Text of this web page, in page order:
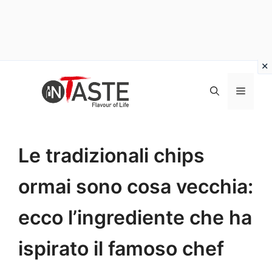
Menu
Le tradizionali chips
ormai sono cosa vecchia:
ecco l’ingrediente che ha
ispirato il famoso chef